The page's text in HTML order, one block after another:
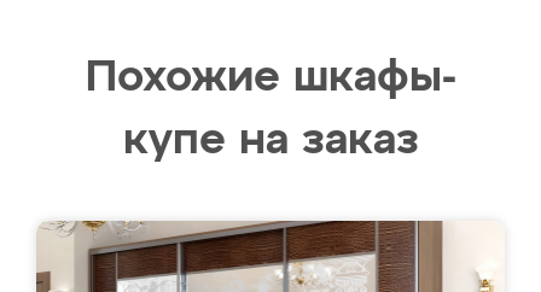
Похожие шкафы-
купе на заказ